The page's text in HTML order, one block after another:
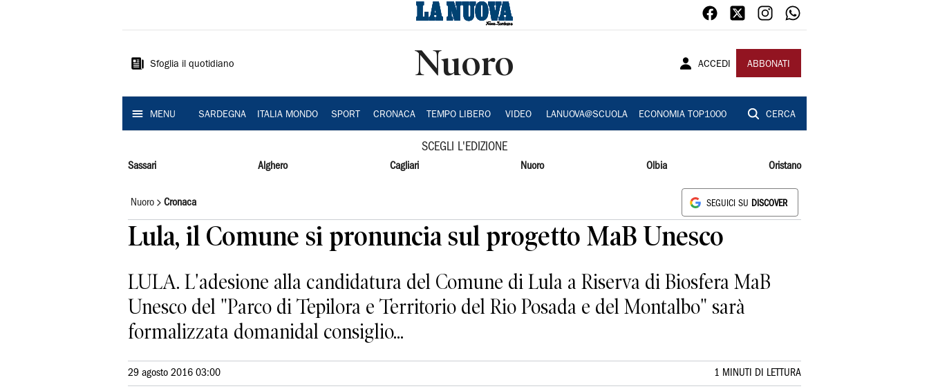
Sardegna
Sfoglia il quotidiano Nuoro ACCEDI ABBONATI
MENU SARDEGNA ITALIA MONDO SPORT CRONACA TEMPO LIBERO VIDEO LANUOVA@SCUOLA ECONOMIA TOP1000 CERCA
SCEGLI L'EDIZIONE
Sassari Alghero Cagliari Nuoro Olbia Oristano
Nuoro Cronaca SEGUICI SU DISCOVER
Lula, il Comune si pronuncia sul progetto MaB Unesco
LULA. L'adesione alla candidatura del Comune di Lula a Riserva di Biosfera MaB
Unesco del "Parco di Tepilora e Territorio del Rio Posada e del Montalbo" sarà
formalizzata domanidal consiglio...
29 agosto 2016 03:00 1 MINUTI DI LETTURA